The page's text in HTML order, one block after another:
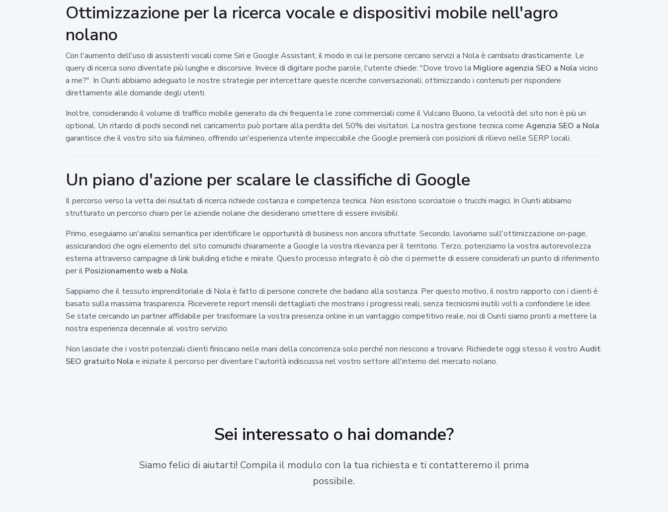
Ottimizzazione per la ricerca vocale e dispositivi mobile nell'agro
nolano
Con l'aumento dell'uso di assistenti vocali come Siri e Google Assistant, il modo in cui le persone cercano servizi a Nola è cambiato drasticamente. Le
query di ricerca sono diventate più lunghe e discorsive. Invece di digitare poche parole, l'utente chiede: "Dove trovo la Migliore agenzia SEO a Nola vicino
a me?". In Ounti abbiamo adeguato le nostre strategie per intercettare queste ricerche conversazionali, ottimizzando i contenuti per rispondere
direttamente alle domande degli utenti.
Inoltre, considerando il volume di traffico mobile generato da chi frequenta le zone commerciali come il Vulcano Buono, la velocità del sito non è più un
optional. Un ritardo di pochi secondi nel caricamento può portare alla perdita del 50% dei visitatori. La nostra gestione tecnica come Agenzia SEO a Nola
garantisce che il vostro sito sia fulmineo, offrendo un'esperienza utente impeccabile che Google premierà con posizioni di rilievo nelle SERP locali.
Un piano d'azione per scalare le classifiche di Google
Il percorso verso la vetta dei risultati di ricerca richiede costanza e competenza tecnica. Non esistono scorciatoie o trucchi magici. In Ounti abbiamo
strutturato un percorso chiaro per le aziende nolane che desiderano smettere di essere invisibili:
Primo, eseguiamo un'analisi semantica per identificare le opportunità di business non ancora sfruttate. Secondo, lavoriamo sull'ottimizzazione on-page,
assicurandoci che ogni elemento del sito comunichi chiaramente a Google la vostra rilevanza per il territorio. Terzo, potenziamo la vostra autorevolezza
esterna attraverso campagne di link building etiche e mirate. Questo processo integrato è ciò che ci permette di essere considerati un punto di riferimento
per il Posizionamento web a Nola.
Sappiamo che il tessuto imprenditoriale di Nola è fatto di persone concrete che badano alla sostanza. Per questo motivo, il nostro rapporto con i clienti è
basato sulla massima trasparenza. Riceverete report mensili dettagliati che mostrano i progressi reali, senza tecnicismi inutili volti a confondere le idee.
Se state cercando un partner affidabile per trasformare la vostra presenza online in un vantaggio competitivo reale, noi di Ounti siamo pronti a mettere la
nostra esperienza decennale al vostro servizio.
Non lasciate che i vostri potenziali clienti finiscano nelle mani della concorrenza solo perché non riescono a trovarvi. Richiedete oggi stesso il vostro Audit
SEO gratuito Nola e iniziate il percorso per diventare l'autorità indiscussa nel vostro settore all'interno del mercato nolano.
Sei interessato o hai domande?
Siamo felici di aiutarti! Compila il modulo con la tua richiesta e ti contatteremo il prima
possibile.